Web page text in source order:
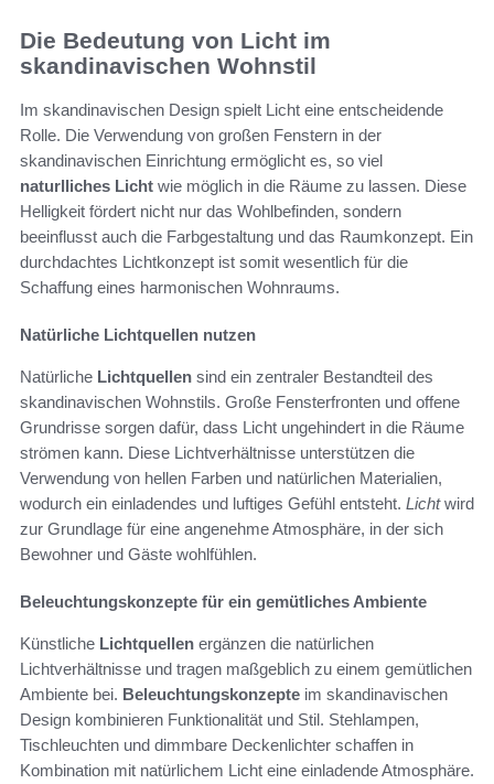
Die Bedeutung von Licht im
skandinavischen Wohnstil
Im skandinavischen Design spielt Licht eine entscheidende
Rolle. Die Verwendung von großen Fenstern in der
skandinavischen Einrichtung ermöglicht es, so viel
naturlliches Licht wie möglich in die Räume zu lassen. Diese
Helligkeit fördert nicht nur das Wohlbefinden, sondern
beeinflusst auch die Farbgestaltung und das Raumkonzept. Ein
durchdachtes Lichtkonzept ist somit wesentlich für die
Schaffung eines harmonischen Wohnraums.
Natürliche Lichtquellen nutzen
Natürliche Lichtquellen sind ein zentraler Bestandteil des
skandinavischen Wohnstils. Große Fensterfronten und offene
Grundrisse sorgen dafür, dass Licht ungehindert in die Räume
strömen kann. Diese Lichtverhältnisse unterstützen die
Verwendung von hellen Farben und natürlichen Materialien,
wodurch ein einladendes und luftiges Gefühl entsteht. Lichtwird
zur Grundlage für eine angenehme Atmosphäre, in der sich
Bewohner und Gäste wohlfühlen.
Beleuchtungskonzepte für ein gemütliches Ambiente
Künstliche Lichtquellen ergänzen die natürlichen
Lichtverhältnisse und tragen maßgeblich zu einem gemütlichen
Ambiente bei. Beleuchtungskonzepte im skandinavischen
Design kombinieren Funktionalität und Stil. Stehlampen,
Tischleuchten und dimmbare Deckenlichter schaffen in
Kombination mit natürlichem Licht eine einladende Atmosphäre.